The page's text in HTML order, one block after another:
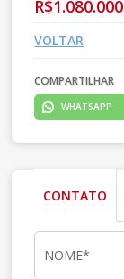
VOLTAR
COMPARTILHAR
WHATSAPP
CONTATO